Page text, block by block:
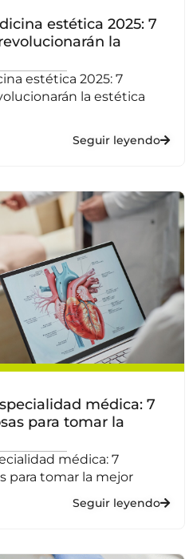
estética 2025: 7
la
estética 2025: 7
la estética
Seguir leyendo
médica: 7
para tomar la
médica: 7
para tomar la mejor
Seguir leyendo